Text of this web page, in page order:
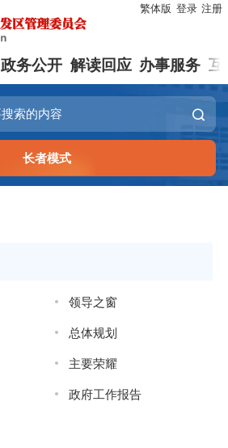
繁体版 登录 注册
政务公开 解读回应 办事服务 互
长者模式
领导之窗
总体规划
主要荣耀
政府工作报告